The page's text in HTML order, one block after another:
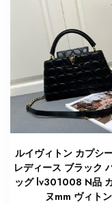
ルイヴィトン カプシ
レディース ブラック
ッグ lv301008 N品
ヌmm ヴィトン